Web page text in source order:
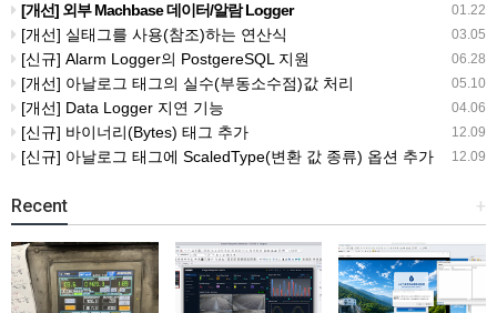
01.22
[개선] 외부 Machbase 데이터/알람 Logger
03.05
[개선] 실태그를 사용(참조)하는 연산식
06.28
[신규] Alarm Logger의 PostgereSQL 지원
05.10
[개선] 아날로그 태그의 실수(부동소수점)값 처리
04.06
[개선] Data Logger 지연 기능
12.09
[신규] 바이너리(Bytes) 태그 추가
12.09
[신규] 아날로그 태그에 ScaledType(변환 값 종류) 옵션 추가
+
Recent